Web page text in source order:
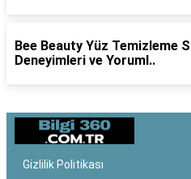
Bee Beauty Yüz Temizleme
Deneyimleri ve Yoruml..
Gizlilik Politikası